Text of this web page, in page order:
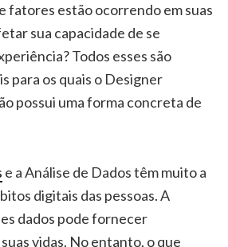
fatores estão ocorrendo em suas
sua capacidade de se
Todos esses são
para os quais o Designer
possui uma forma concreta de
e a Análise de Dados têm muito a
digitais das pessoas. A
dados pode fornecer
vidas. No entanto, o que